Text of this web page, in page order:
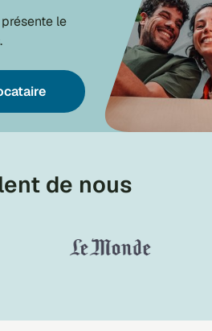
le
de nous